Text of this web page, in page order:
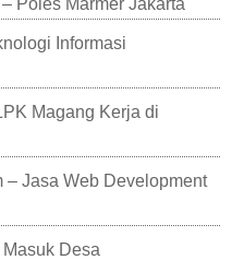
Poles Marmer Jakarta
Informasi
Magang Kerja di
– Jasa Web Development
Desa